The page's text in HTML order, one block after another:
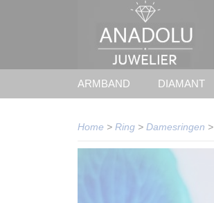
ARMBAND DIAMANT
Home > Ring > Damesringen >